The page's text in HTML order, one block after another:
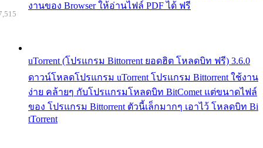
งานของ Browser ให้อ่านไฟล์ PDF ได้ ฟรี
uTorrent (โปรแกรม Bittorrent ยอดฮิต โหลดบิท ฟรี) 3.6.0
ดาวน์โหลดโปรแกรม uTorrent โปรแกรม Bittorrent ใช้งาน
ง่าย คล้ายๆ กับโปรแกรมโหลดบิท BitComet แต่ขนาดไฟล์
ของ โปรแกรม Bittorrent ตัวนี้เล็กมากๆ เอาไว้ โหลดบิท Bi
tTorrent